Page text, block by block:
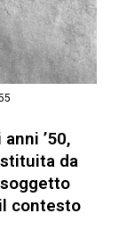
’50,
da
contesto